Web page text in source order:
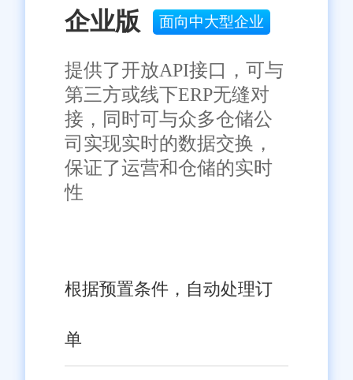
这一决策对业务的长期成功有着
深远的影响。通过考虑上述关键
要点，企业可以更好地选择与其
需求和目标相匹配的ERP供应
商，并确保项目的成功实施和运
营。
免责声明：本网站尽可能确保发布信息的准确性与可靠性，但不能
保证其完全无误，请您在阅读本网站内容时自行判断真实性，本网
站对于您因信赖该信息引起的损失概不负责。本网站发布的部分内
容，包括但不限于文字、图片、标识、广告、商标、域名等，除特
别标明外，均来源于网络，知识产权归原作者或原出处所有。任何
单位或个人认为本网站中的网页或链接内容可能存在不实内容或涉
嫌侵犯知识产权时，请及时与我们联系，并提供身份证明、权属证
明及详细不实或侵权情况证明，我们将尽快处理。
企业版 面向中大型企业
提供了开放API接口，可与
第三方或线下ERP无缝对
接，同时可与众多仓储公
司实现实时的数据交换，
保证了运营和仓储的实时
性
根据预置条件，自动处理订
单